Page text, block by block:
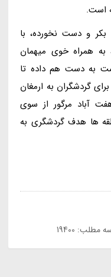
است.
و دست نخورده، با
به همراه خوی میهمان
به دست هم داده تا
گردشگران به ارمغان
آباد مرگور از سوی
ها هدف گردشگری به
مطلب: 19400